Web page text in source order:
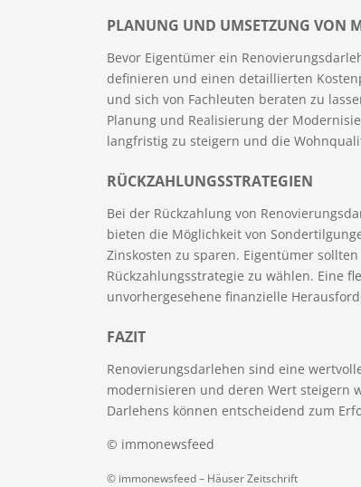
PLANUNG UND UMSETZUNG VON
Bevor Eigentümer ein
definieren und einen detaillierten
und sich von Fachleuten beraten zu
Planung und Realisierung der
langfristig zu steigern und die
RÜCKZAHLUNGSSTRATEGIEN
Bei der Rückzahlung von
bieten die Möglichkeit von
Zinskosten zu sparen. Eigentümer
Rückzahlungsstrategie zu wählen. Eine
unvorhergesehene finanzielle
FAZIT
Renovierungsdarlehen sind eine
modernisieren und deren Wert steigern
Darlehens können entscheidend zum
© immonewsfeed
© immonewsfeed – Häuser Zeitschrift